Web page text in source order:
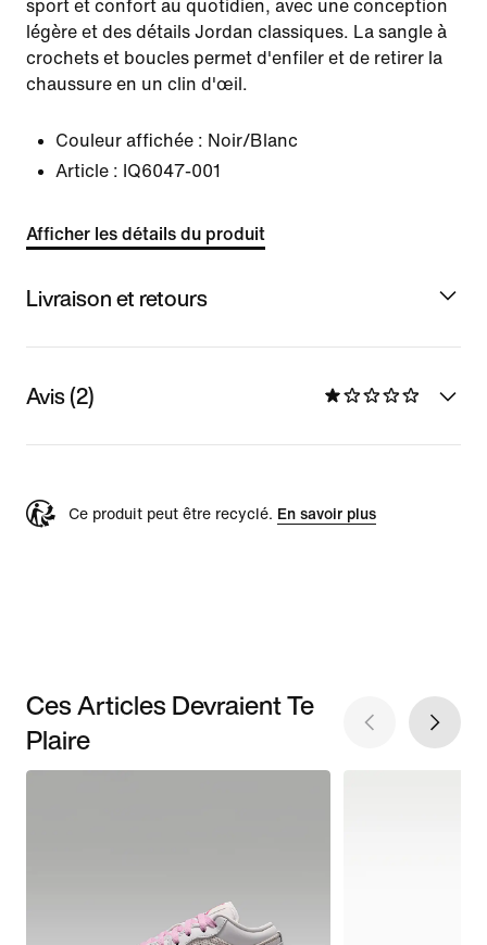
sport et confort au quotidien, avec une conception
légère et des détails Jordan classiques. La sangle à
crochets et boucles permet d'enfiler et de retirer la
chaussure en un clin d'œil.
Couleur affichée : Noir/Blanc
Article : IQ6047-001
Afficher les détails du produit
Livraison et retours
Avis (2)
Ce produit peut être recyclé. En savoir plus
Ces Articles Devraient Te
Plaire